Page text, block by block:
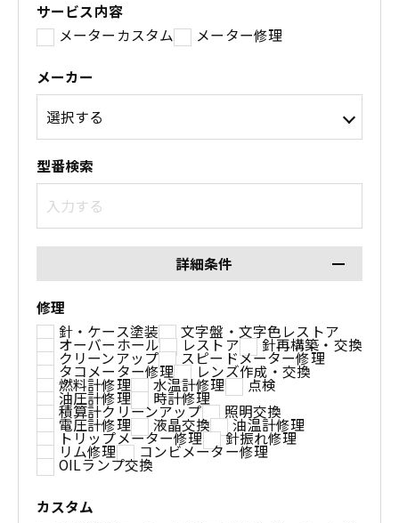
サービス内容
メーターカスタム
メーター修理
メーカー
型番検索
詳細条件
修理
針・ケース塗装
文字盤・文字色レストア
オーバーホール レストア 針再構築・交換
クリーンアップ スピードメーター修理
タコメーター修理 レンズ作成・交換
燃料計修理 水温計修理 点検
油圧計修理 時計修理
積算計クリーンアップ 照明交換
電圧計修理 液晶交換 油温計修理
トリップメーター修理 針振れ修理
リム修理 コンビメーター修理
OILランプ交換
カスタム